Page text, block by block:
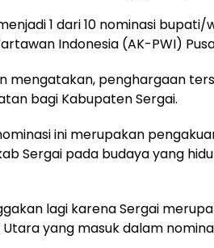
1 dari 10 nominasi
Indonesia (AK-PWI)
mengatakan, penghargaan
bagi Kabupaten Sergai.
ini merupakan
Sergai pada budaya yang
lagi karena Sergai
yang masuk dalam